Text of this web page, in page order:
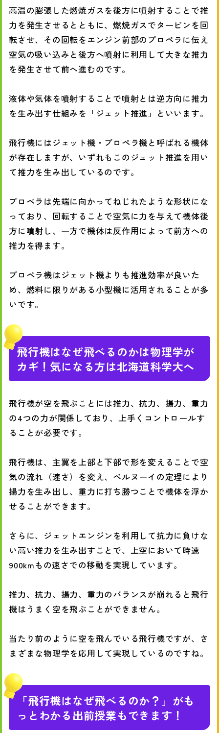
高温の膨張した燃焼ガスを後方に噴射することで推
力を発生させるとともに、燃焼ガスでタービンを回
転させ、その回転をエンジン前部のプロペラに伝え
空気の吸い込みと後方へ噴射に利用して大きな推力
を発生させて前へ進むのです。
液体や気体を噴射することで噴射とは逆方向に推力
を生み出す仕組みを「ジェット推進」といいます。
飛行機にはジェット機・プロペラ機と呼ばれる機体
が存在しますが、いずれもこのジェット推進を用い
て推力を生み出しているのです。
プロペラは先端に向かってねじれたような形状にな
っており、回転することで空気に力を与えて機体後
方に噴射し、一方で機体は反作用によって前方への
推力を得ます。
プロペラ機はジェット機よりも推進効率が良いた
め、燃料に限りがある小型機に活用されることが多
いです。
飛行機はなぜ飛べるのかは物理学が
カギ！気になる方は北海道科学大へ
飛行機が空を飛ぶことには推力、抗力、揚力、重力
の4つの力が関係しており、上手くコントロールす
ることが必要です。
飛行機は、主翼を上部と下部で形を変えることで空
気の流れ（速さ）を変え、ベルヌーイの定理により
揚力を生み出し、重力に打ち勝つことで機体を浮か
せることができます。
さらに、ジェットエンジンを利用して抗力に負けな
い高い推力を生み出すことで、上空において時速
900kmもの速さでの移動を実現しています。
推力、抗力、揚力、重力のバランスが崩れると飛行
機はうまく空を飛ぶことができません。
当たり前のように空を飛んでいる飛行機ですが、さ
まざまな物理学を応用して実現しているのですね。
「飛行機はなぜ飛べるのか？」がも
っとわかる出前授業もできます！